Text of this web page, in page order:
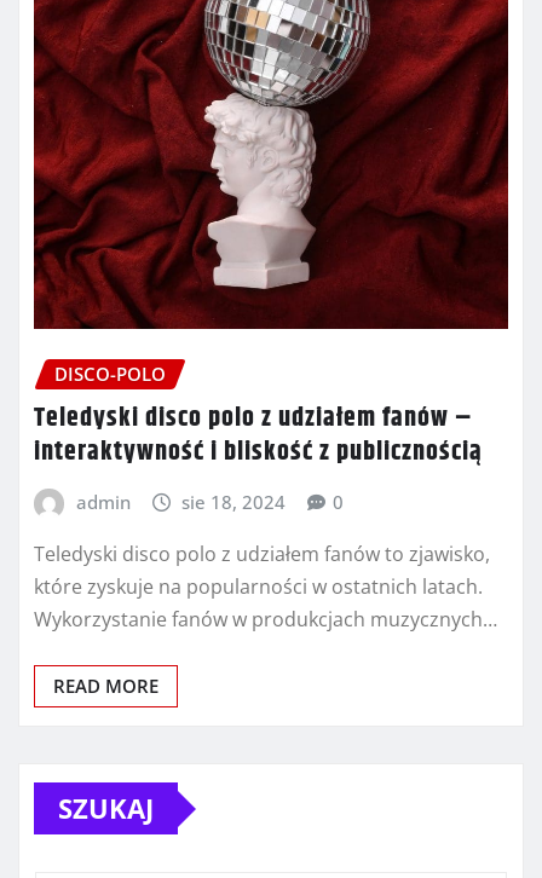
DISCO-POLO
Teledyski disco polo z udziałem fanów –
interaktywność i bliskość z publicznością
admin sie 18, 2024 0
Teledyski disco polo z udziałem fanów to zjawisko,
które zyskuje na popularności w ostatnich latach.
Wykorzystanie fanów w produkcjach muzycznych…
READ MORE
SZUKAJ